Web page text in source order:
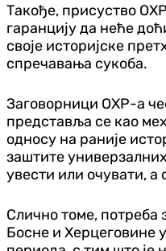
Такође, присуство
гаранцију да неће
своје историјске
спречавања сукоба.
Заговорници ОХР-а
представља се као
односу на раније
заштите
увести или очувати,
Слично томе, потреба
Босне и Херцеговине